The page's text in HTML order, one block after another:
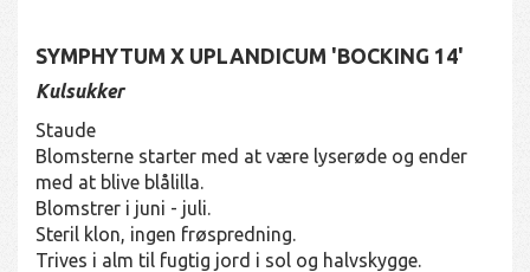
SYMPHYTUM X UPLANDICUM 'BOCKING 14'
Kulsukker
Staude
Blomsterne starter med at være lyserøde og ender
med at blive blålilla.
Blomstrer i juni - juli.
Steril klon, ingen frøspredning.
Trives i alm til fugtig jord i sol og halvskygge.